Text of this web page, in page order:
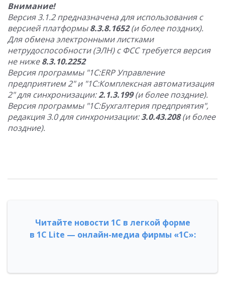
Внимание!
Версия 3.1.2 предназначена для использования с
версией платформы8.3.8.1652(и более поздних).
Для обмена электронными листками
нетрудоспособности (ЭЛН) с ФСС требуется версия
не ниже8.3.10.2252
Версия программы "1С:ERP Управление
предприятием 2" и "1С:Комплексная автоматизация
2" для синхронизации:2.1.3.199(и более поздние).
Версия программы "1С:Бухгалтерия предприятия",
редакция 3.0 для синхронизации:3.0.43.208(и более
поздние).
Читайте новости 1С в легкой форме
в 1С Lite — онлайн-медиа фирмы «1С»: